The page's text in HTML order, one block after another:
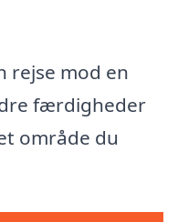
rejse mod en
færdigheder
område du